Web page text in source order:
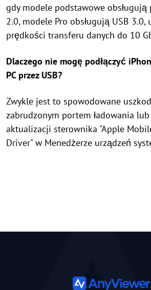
gdy modele podstawowe obsługują
2.0, modele Pro obsługują USB
prędkości transferu danych do 10
Dlaczego nie mogę podłączyć
PC przez USB?
Zwykle jest to spowodowane
zabrudzonym portem ładowania
aktualizacji sterownika "Apple
Driver" w Menedżerze urządzeń